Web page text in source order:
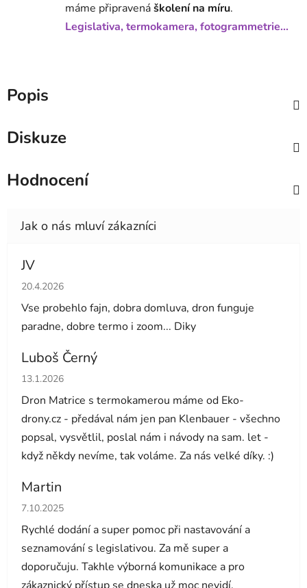
máme připravenáškolení na míru.
Legislativa, termokamera, fotogrammetrie...
Popis
Diskuze
Hodnocení
JV
Hodnocení obchodu je 5 z 5 hvězdiček.
20.4.2026
Vse probehlo fajn, dobra domluva, dron funguje
paradne, dobre termo i zoom... Diky
Luboš Černý
Hodnocení obchodu je 5 z 5 hvězdiček.
13.1.2026
Dron Matrice s termokamerou máme od Eko-
drony.cz - předával nám jen pan Klenbauer - všechno
popsal, vysvětlil, poslal nám i návody na sam. let -
když někdy nevíme, tak voláme. Za nás velké díky. :)
Martin
Hodnocení obchodu je 5 z 5 hvězdiček.
7.10.2025
Rychlé dodání a super pomoc při nastavování a
seznamování s legislativou. Za mě super a
doporučuju. Takhle výborná komunikace a pro